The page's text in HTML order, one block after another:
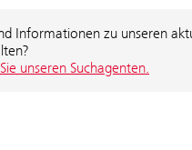
Informationen zu unseren
unseren Suchagenten.